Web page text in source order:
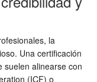
la
Una certificación
suelen alinearse con
(ICF) o